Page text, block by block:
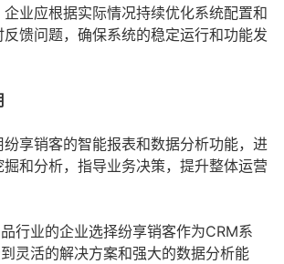
业应根据实际情况持续优化系统配置和
馈问题，确保系统的稳定运行和功能发
享销客的智能报表和数据分析功能，进
和分析，指导业务决策，提升整体运营
行业的企业选择纷享销客作为CRM系
灵活的解决方案和强大的数据分析能